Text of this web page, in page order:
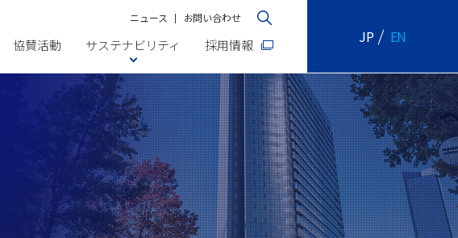
ニュース お問い合わせ
協賛活動 サステナビリティ 採用情報 JP EN